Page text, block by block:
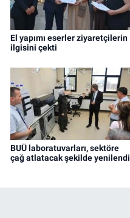
El yapımı eserler ziyaretçilerin
ilgisini çekti
BUÜ laboratuvarları, sektöre
çağ atlatacak şekilde yenilendi